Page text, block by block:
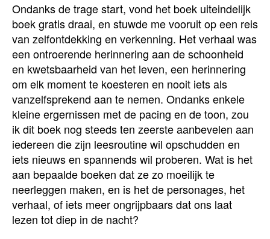
Ondanks de trage start, vond het boek uiteindelijk
boek gratis draai, en stuwde me vooruit op een reis
van zelfontdekking en verkenning. Het verhaal was
een ontroerende herinnering aan de schoonheid
en kwetsbaarheid van het leven, een herinnering
om elk moment te koesteren en nooit iets als
vanzelfsprekend aan te nemen. Ondanks enkele
kleine ergernissen met de pacing en de toon, zou
ik dit boek nog steeds ten zeerste aanbevelen aan
iedereen die zijn leesroutine wil opschudden en
iets nieuws en spannends wil proberen. Wat is het
aan bepaalde boeken dat ze zo moeilijk te
neerleggen maken, en is het de personages, het
verhaal, of iets meer ongrijpbaars dat ons laat
lezen tot diep in de nacht?